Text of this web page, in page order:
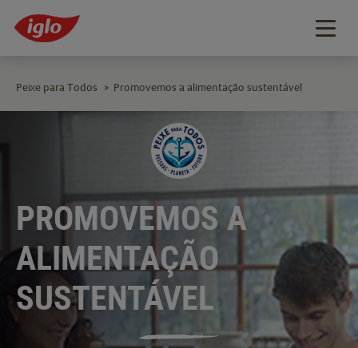
PROMOVEMOS A
ALIMENTAÇÃO
SUSTENTÁVEL
Peixe para Todos > Promovemos a alimentação sustentável